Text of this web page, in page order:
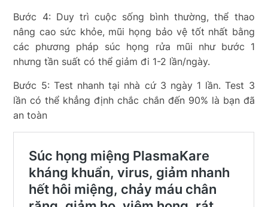
Bước 4: Duy trì cuộc sống bình thường, thể thao
nâng cao sức khỏe, mũi họng bảo vệ tốt nhất bằng
các phương pháp súc họng rửa mũi như bước 1
nhưng tần suất có thể giảm đi 1-2 lần/ngày.
Bước 5: Test nhanh tại nhà cứ 3 ngày 1 lần. Test 3
lần có thể khẳng định chắc chắn đến 90% là bạn đã
an toàn